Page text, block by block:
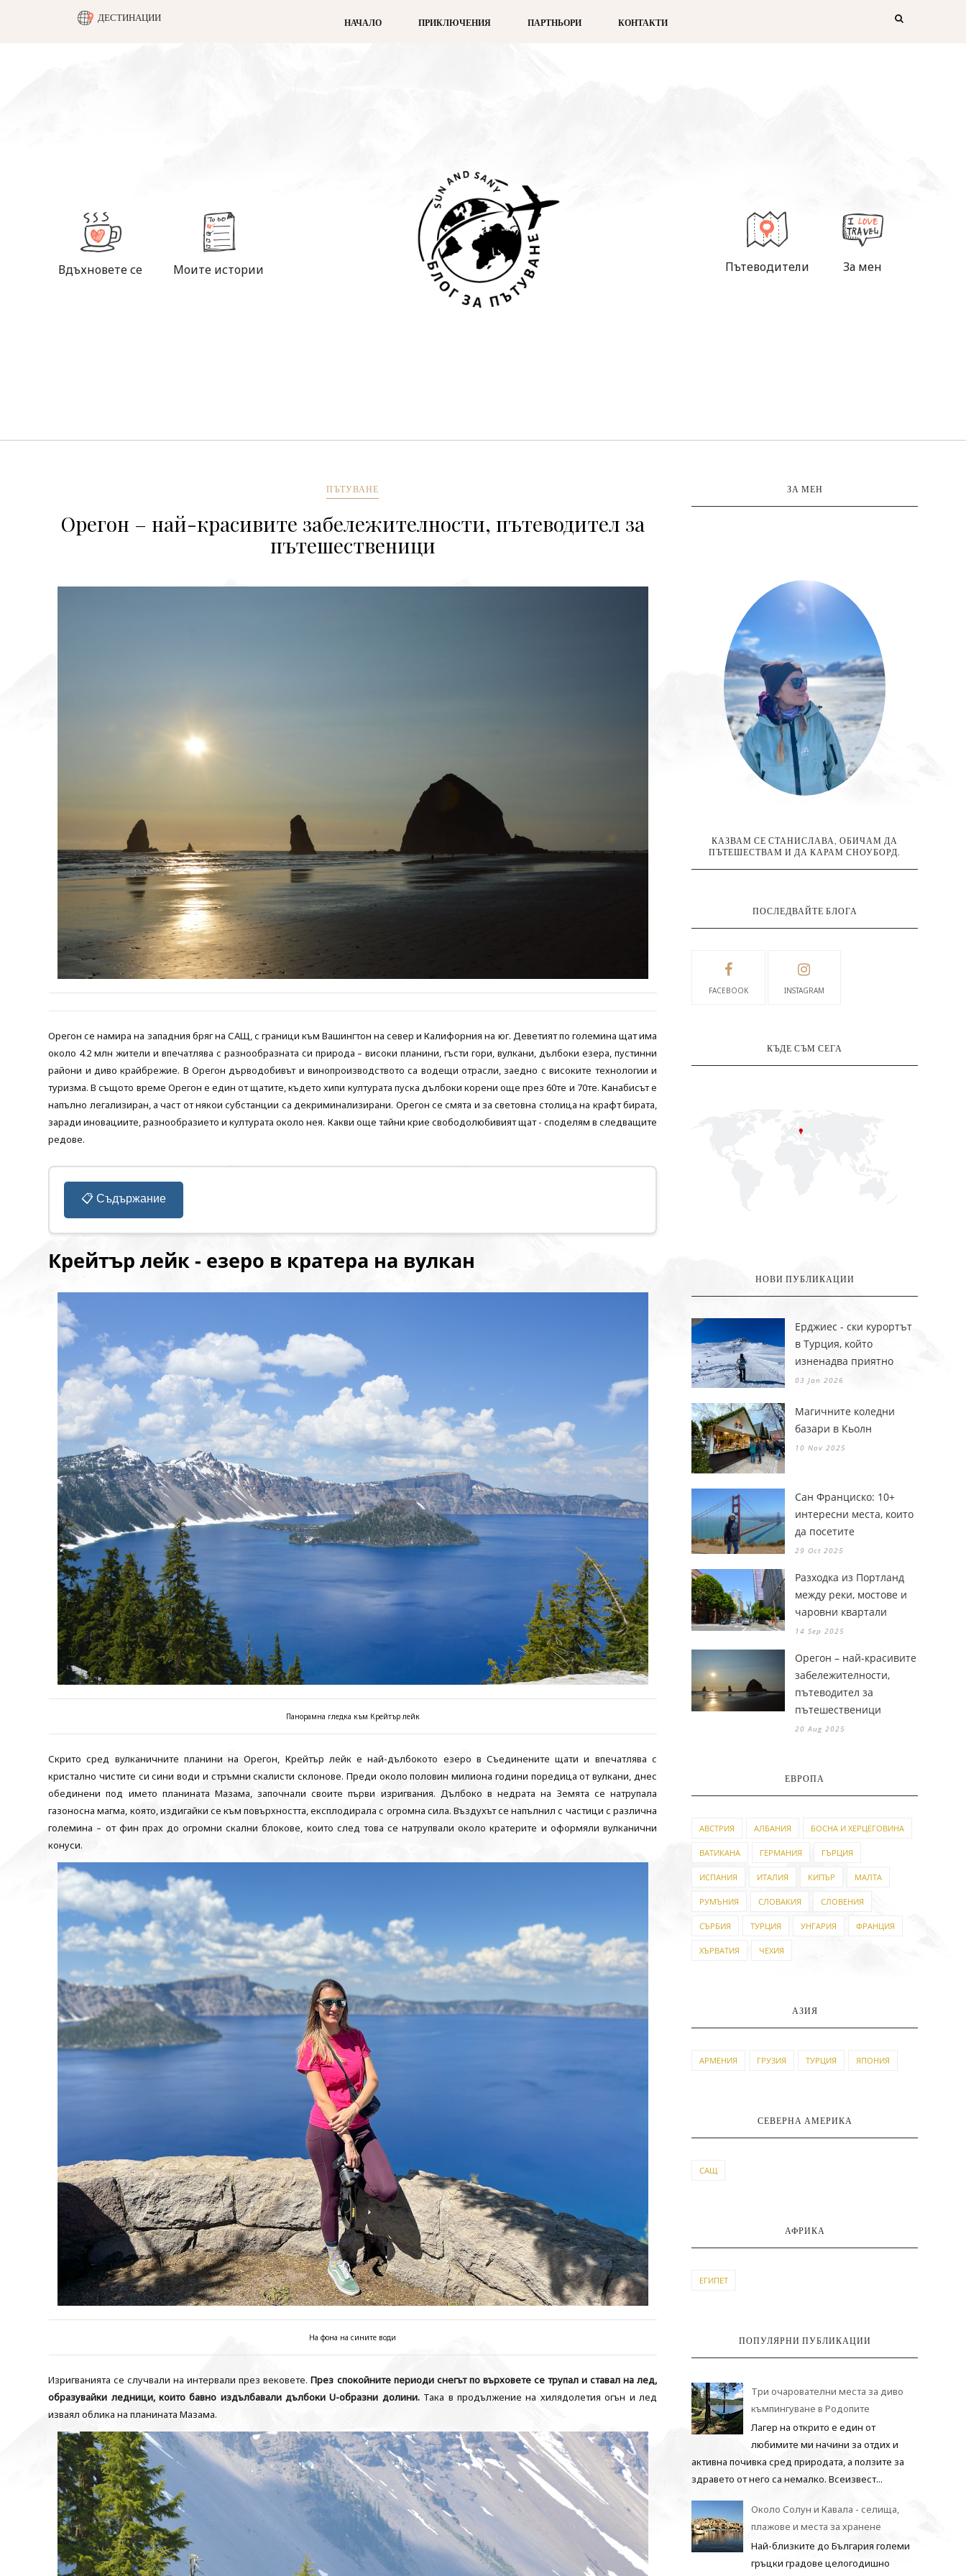
ДЕСТИНАЦИИ НАЧАЛО ПРИКЛЮЧЕНИЯ ПАРТНЬОРИ КОНТАКТИ
Вдъхновете се Моите истории Пътеводители За мен
ПЪТУВАНЕ
Орегон – най-красивите забележителности, пътеводител за
пътешественици
Орегон се намира на западния бряг на САЩ, с граници към Вашингтон на север и Калифорния на юг. Деветият по големина щат има
около 4.2 млн жители и впечатлява с разнообразната си природа – високи планини, гъсти гори, вулкани, дълбоки езера, пустинни
райони и диво крайбрежие. В Орегон дърводобивът и винопроизводството са водещи отрасли, заедно с високите технологии и
туризма. В същото време Орегон е един от щатите, където хипи културата пуска дълбоки корени още през 60те и 70те. Канабисът е
напълно легализиран, а част от някои субстанции са декриминализирани. Орегон се смята и за световна столица на крафт бирата,
заради иновациите, разнообразието и културата около нея. Какви още тайни крие свободолюбивият щат - споделям в следващите
редове.
📋 Съдържание
Крейтър лейк - езеро в кратера на вулкан
Панорамна гледка към Крейтър лейк
Скрито сред вулканичните планини на Орегон, Крейтър лейк е най-дълбокото езеро в Съединените щати и впечатлява с
кристално чистите си сини води и стръмни скалисти склонове. Преди около половин милиона години поредица от вулкани, днес
обединени под името планината Мазама, започнали своите първи изригвания. Дълбоко в недрата на Земята се натрупала
газоносна магма, която, издигайки се към повърхността, експлодирала с огромна сила. Въздухът се напълнил с частици с различна
големина – от фин прах до огромни скални блокове, които след това се натрупвали около кратерите и оформяли вулканични
конуси.
На фона на сините води
Изригванията се случвали на интервали през вековете.През спокойните периоди снегът по върховете се трупал и ставал на лед,
образувайки ледници, които бавно издълбавали дълбоки U-образни долини. Така в продължение на хилядолетия огън и лед
изваял облика на планината Мазама.
ЗА МЕН
КАЗВАМ СЕ СТАНИСЛАВА, ОБИЧАМ ДА
ПЪТЕШЕСТВАМ И ДА КАРАМ СНОУБОРД.
ПОСЛЕДВАЙТЕ БЛОГА
FACEBOOK INSTAGRAM
КЪДЕ СЪМ СЕГА
НОВИ ПУБЛИКАЦИИ
Ерджиес - ски курортът
в Турция, който
изненадва приятно
03 Jan 2026
Магичните коледни
базари в Кьолн
10 Nov 2025
Сан Франциско: 10+
интересни места, които
да посетите
29 Oct 2025
Разходка из Портланд
между реки, мостове и
чаровни квартали
14 Sep 2025
Орегон – най-красивите
забележителности,
пътеводител за
пътешественици
20 Aug 2025
ЕВРОПА
АВСТРИЯ АЛБАНИЯ БОСНА И ХЕРЦЕГОВИНА
ВАТИКАНА ГЕРМАНИЯ ГЪРЦИЯ
ИСПАНИЯ ИТАЛИЯ КИПЪР МАЛТА
РУМЪНИЯ СЛОВАКИЯ СЛОВЕНИЯ
СЪРБИЯ ТУРЦИЯ УНГАРИЯ ФРАНЦИЯ
ХЪРВАТИЯ ЧЕХИЯ
АЗИЯ
АРМЕНИЯ ГРУЗИЯ ТУРЦИЯ ЯПОНИЯ
СЕВЕРНА АМЕРИКА
САЩ
АФРИКА
ЕГИПЕТ
ПОПУЛЯРНИ ПУБЛИКАЦИИ
Три очарователни места за диво
къмпингуване в Родопите
Лагер на открито е един от
любимите ми начини за отдих и
активна почивка сред природата, а ползите за
здравето от него са немалко. Всеизвест...
Около Солун и Кавала - селища,
плажове и места за хранене
Най-близките до България големи
гръцки градове целогодишно